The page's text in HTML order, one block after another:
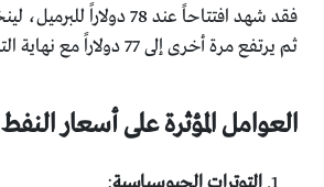
ثم يرتفع مرة أخرى إلى 77 دولاراً مع نهاية التداولات.
العوامل المؤثرة على أسعار النفط